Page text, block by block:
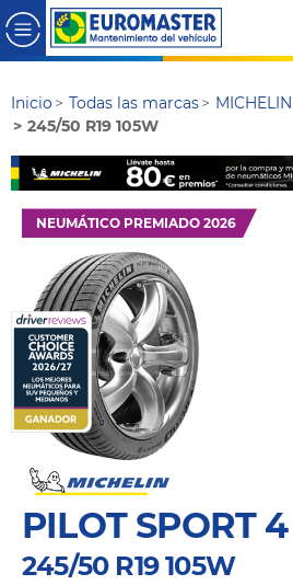
Inicio Todas las marcas MICHELIN
245/50 R19 105W
NEUMÁTICO PREMIADO 2026
PILOT SPORT
245/50 R19 105W